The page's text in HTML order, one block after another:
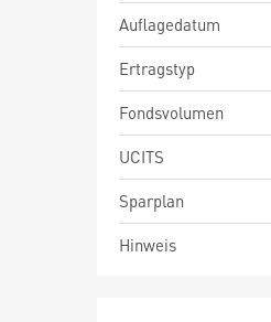
Auflagedatum
Ertragstyp
Fondsvolumen
UCITS
Sparplan
Hinweis